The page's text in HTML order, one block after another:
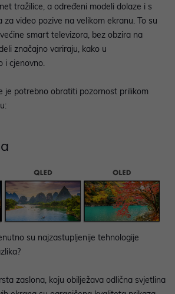
tražilice, a određeni modeli dolaze i s
za video pozive na velikom ekranu. To su
smart televizora, bez obzira na
značajno variraju, kako u
i cjenovno.
je potrebno obratiti pozornost prilikom
su najzastupljenije tehnologije
zaslona, koju obilježava odlična svjetlina